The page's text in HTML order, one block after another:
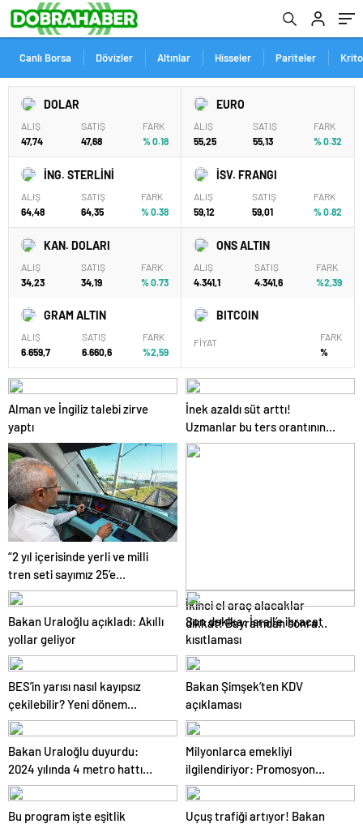
Canlı Borsa Dövizler Altınlar Hisseler Pariteler
DOLAR
ALIŞ
47,74
SATIŞ
47,68
FARK
% 0.18
EURO
ALIŞ
55,25
SATIŞ
55,13
FARK
% 0.32
İNG. STERLİNİ
ALIŞ
64,48
SATIŞ
64,35
FARK
% 0.38
İSV. FRANGI
ALIŞ
59,12
SATIŞ
59,01
FARK
% 0.82
KAN. DOLARI
ALIŞ
34,23
SATIŞ
34,19
FARK
% 0.73
ONS ALTIN
ALIŞ
4.341,1
SATIŞ
4.341,6
FARK
%2,39
GRAM ALTIN
ALIŞ
6.659,7
SATIŞ
6.660,6
FARK
%2,59
BITCOIN
FİYAT
FARK
%
Alman ve İngiliz talebi zirve
yaptı
İnek azaldı süt arttı!
Uzmanlar bu ters orantının
sebebini açıkladı
“2 yıl içerisinde yerli ve milli
tren seti sayımız 25’e
ulaşacak”
İkinci el araç alacaklar
dikkat! Bayramdan sonra
fiyatlar artacak mı? İşte
cevabı…
Bakan Uraloğlu açıkladı: Akıllı
yollar geliyor
Son dakika: İsrail’e ihracat
kısıtlaması
BES’in yarısı nasıl kayıpsız
çekilebilir? Yeni dönem
temmuzda başlıyor, işte
şartlar…
Bakan Şimşek’ten KDV
açıklaması
Bakan Uraloğlu duyurdu:
2024 yılında 4 metro hattı
açıldı
Milyonlarca emekliyi
ilgilendiriyor: Promosyon
ödemeleri 20 bin TL’yi aşar mı?
İşte cevabı
Bu program işte eşitlik
Uçuş trafiği artıyor! Bakan